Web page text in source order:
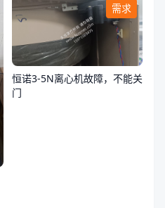
需求
恒诺3-5N离心机故障，不能关
门